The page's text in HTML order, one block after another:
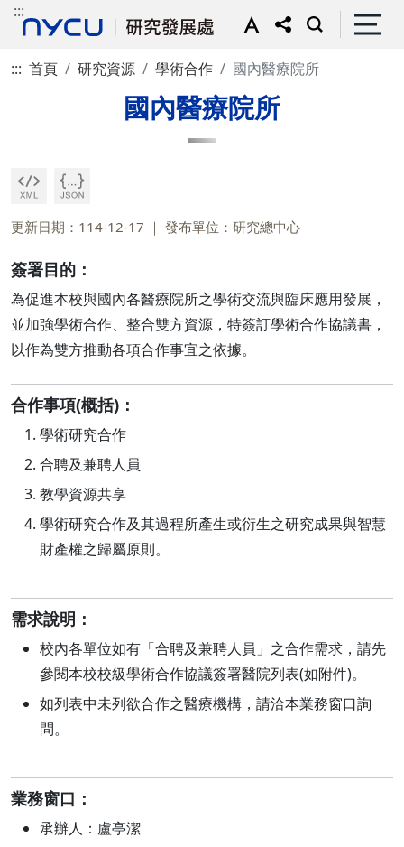
:::
::: 首頁 研究資源 學術合作 國內醫療院所
國內醫療院所
更新日期：114-12-17 發布單位：研究總中心
簽署目的：
為促進本校與國內各醫療院所之學術交流與臨床應用發展，
並加強學術合作、整合雙方資源，特簽訂學術合作協議書，
以作為雙方推動各項合作事宜之依據。
合作事項(概括)：
學術研究合作
合聘及兼聘人員
教學資源共享
學術研究合作及其過程所產生或衍生之研究成果與智慧
財產權之歸屬原則。
需求說明：
校內各單位如有「合聘及兼聘人員」之合作需求，請先
參閱本校校級學術合作協議簽署醫院列表(如附件)。
如列表中未列欲合作之醫療機構，請洽本業務窗口詢
問。
業務窗口：
承辦人：盧亭潔